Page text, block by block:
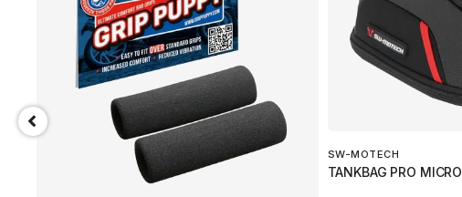
SW-MOTECH
TANKBAG PRO MICRO